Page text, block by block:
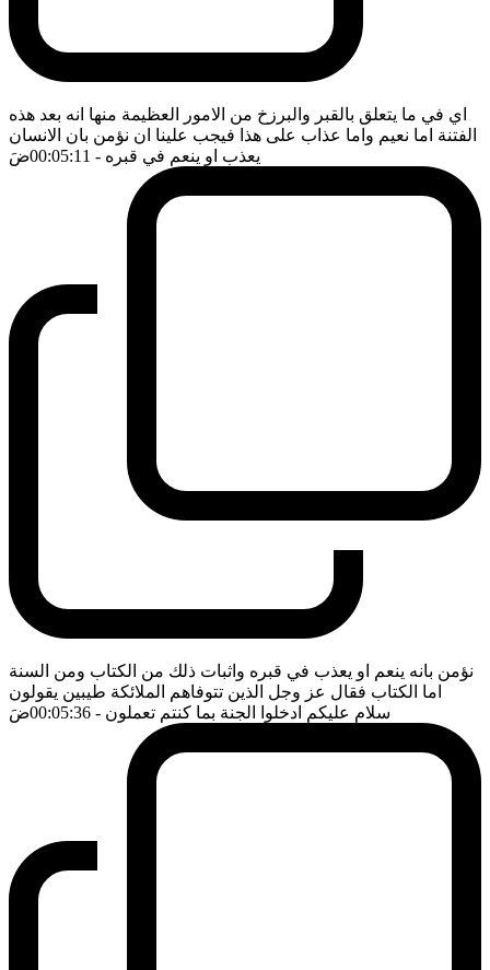
اي في ما يتعلق بالقبر والبرزخ من الامور العظيمة منها انه بعد هذه
الفتنة اما نعيم واما عذاب على هذا فيجب علينا ان نؤمن بان الانسان
يعذب او ينعم في قبره - 00:05:11 ضَ
نؤمن بانه ينعم او يعذب في قبره واثبات ذلك من الكتاب ومن السنة
اما الكتاب فقال عز وجل الذين تتوفاهم الملائكة طيبين يقولون
سلام عليكم ادخلوا الجنة بما كنتم تعملون - 00:05:36 ضَ